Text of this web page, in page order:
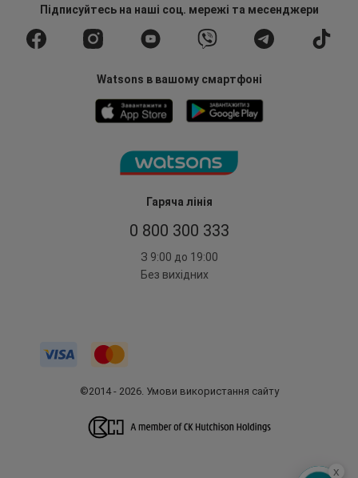
Гаряча лінія
0 800 300 333
З 9:00 до 19:00
Без вихідних
Підписуйтесьна наші соц. мережі та месенджери
Watsons в вашому смартфоні
©2014 - 2026. Умови використання сайту
x